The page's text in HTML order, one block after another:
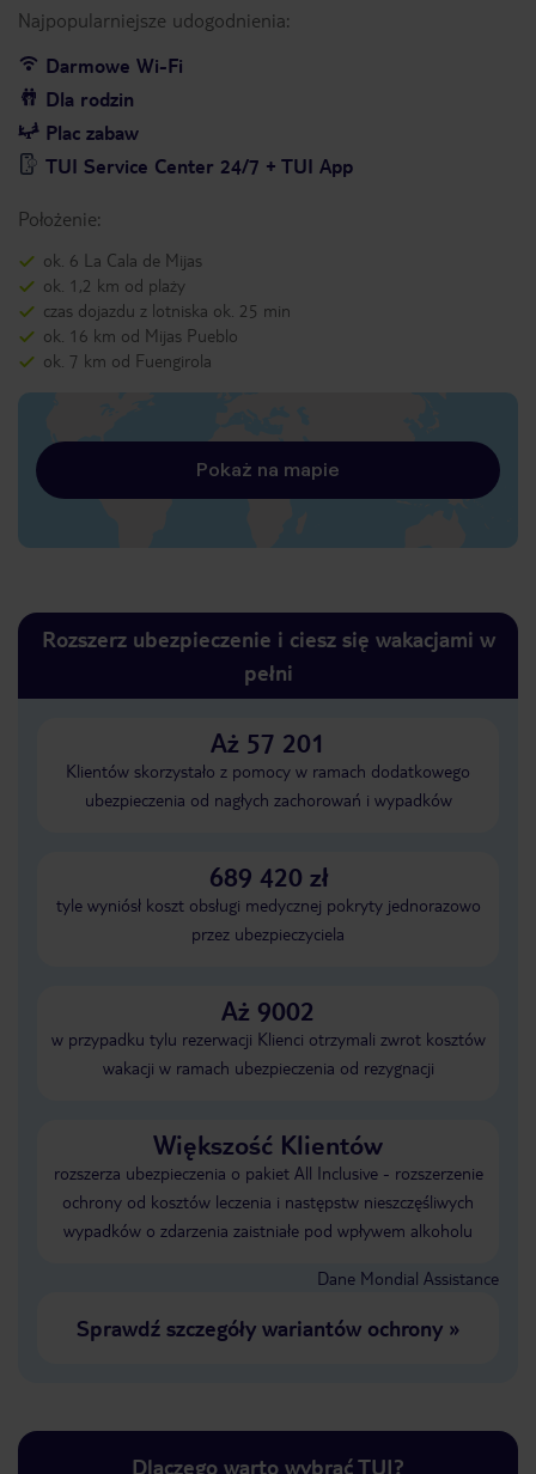
Najpopularniejsze udogodnienia:
Darmowe Wi-Fi
Dla rodzin
Plac zabaw
TUI Service Center 24/7 + TUI App
Położenie:
ok. 6 La Cala de Mijas
ok. 1,2 km od plaży
czas dojazdu z lotniska ok. 25 min
ok. 16 km od Mijas Pueblo
ok. 7 km od Fuengirola
Pokaż na mapie
Rozszerz ubezpieczenie i ciesz się wakacjami w
pełni
Aż 57 201
Klientów skorzystało z pomocy w ramach dodatkowego
ubezpieczenia od nagłych zachorowań i wypadków
689 420 zł
tyle wyniósł koszt obsługi medycznej pokryty jednorazowo
przez ubezpieczyciela
Aż 9002
w przypadku tylu rezerwacji Klienci otrzymali zwrot kosztów
wakacji w ramach ubezpieczenia od rezygnacji
Większość Klientów
rozszerza ubezpieczenia o pakiet All Inclusive - rozszerzenie
ochrony od kosztów leczenia i następstw nieszczęśliwych
wypadków o zdarzenia zaistniałe pod wpływem alkoholu
Dane Mondial Assistance
Sprawdź szczegóły wariantów ochrony»
Dlaczego warto wybrać TUI?